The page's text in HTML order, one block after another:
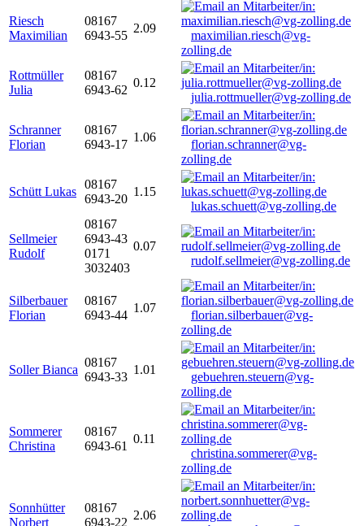
Riesch
Maximilian
08167
6943-55
2.09
maximilian.riesch@vg-
zolling.de
Rottmüller
Julia
08167
6943-62
0.12
julia.rottmueller@vg-zolling.de
Schranner
Florian
08167
6943-17
1.06
florian.schranner@vg-
zolling.de
Schütt Lukas
08167
6943-20
1.15
lukas.schuett@vg-zolling.de
Sellmeier
Rudolf
08167
6943-43
0171
3032403
0.07
rudolf.sellmeier@vg-zolling.de
Silberbauer
Florian
08167
6943-44
1.07
florian.silberbauer@vg-
zolling.de
Soller Bianca
08167
6943-33
1.01
gebuehren.steuern@vg-
zolling.de
Sommerer
Christina
08167
6943-61
0.11
christina.sommerer@vg-
zolling.de
Sonnhütter
Norbert
08167
6943-22
2.06